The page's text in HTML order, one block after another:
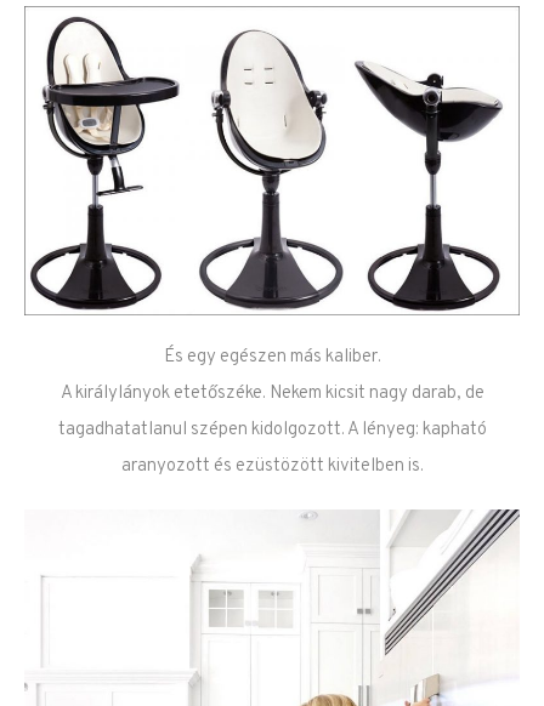
És egy egészen más kaliber.
A királylányok etetőszéke. Nekem kicsit nagy darab, de
tagadhatatlanul szépen kidolgozott. A lényeg: kapható
aranyozott és ezüstözött kivitelben is.